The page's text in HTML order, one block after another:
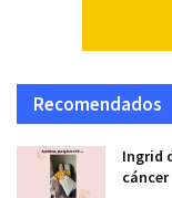
Recomendados
Ingrid
cáncer